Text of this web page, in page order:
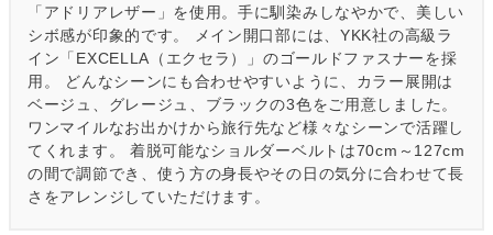
「アドリアレザー」を使用。手に馴染みしなやかで、美しい
シボ感が印象的です。 メイン開口部には、YKK社の高級ラ
イン「EXCELLA（エクセラ）」のゴールドファスナーを採
用。 どんなシーンにも合わせやすいように、カラー展開は
ベージュ、グレージュ、ブラックの3色をご用意しました。
ワンマイルなお出かけから旅行先など様々なシーンで活躍し
てくれます。 着脱可能なショルダーベルトは70cm～127cm
の間で調節でき、使う方の身長やその日の気分に合わせて長
さをアレンジしていただけます。